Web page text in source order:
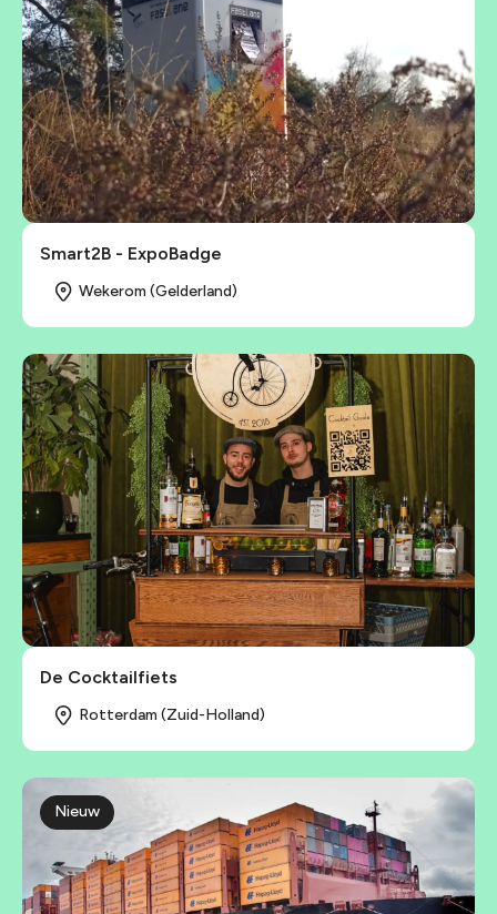
Smart2B - ExpoBadge
Wekerom (Gelderland)
De Cocktailfiets
Rotterdam (Zuid-Holland)
Nieuw